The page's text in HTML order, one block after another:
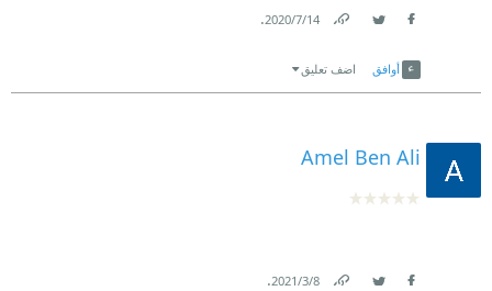
14‏/7‏/2020
.
أوافق اضف تعليق
Amel Ben Ali
8‏/3‏/2021
.